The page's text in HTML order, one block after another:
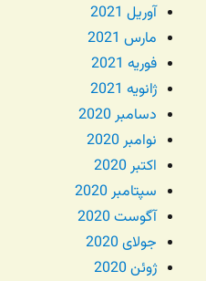
آوریل 2021
مارس 2021
فوریه 2021
ژانویه 2021
دسامبر 2020
نوامبر 2020
اکتبر 2020
سپتامبر 2020
آگوست 2020
جولای 2020
ژوئن 2020